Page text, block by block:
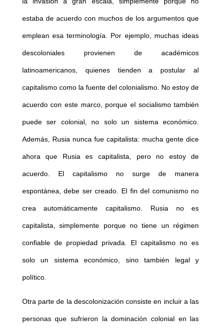
estaba de acuerdo con muchos de los argumentos que
emplean esa terminología. Por ejemplo, muchas ideas
descoloniales provienen de académicos
latinoamericanos, quienes tienden a postular al
capitalismo como la fuente del colonialismo. No estoy de
acuerdo con este marco, porque el socialismo también
puede ser colonial, no solo un sistema económico.
Además, Rusia nunca fue capitalista: mucha gente dice
ahora que Rusia es capitalista, pero no estoy de
acuerdo. El capitalismo no surge de manera
espontánea, debe ser creado. El fin del comunismo no
crea automáticamente capitalismo. Rusia no es
capitalista, simplemente porque no tiene un régimen
confiable de propiedad privada. El capitalismo no es
solo un sistema económico, sino también legal y
político.
Otra parte de la descolonización consiste en incluir a las
personas que sufrieron la dominación colonial en las